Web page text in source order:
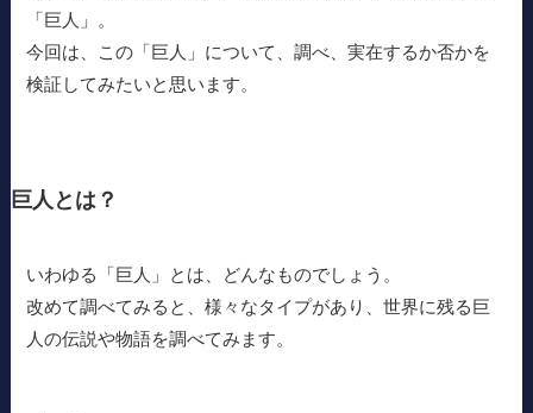
「巨人」。
今回は、この「巨人」について、調べ、実在するか否かを
検証してみたいと思います。
巨人とは？
いわゆる「巨人」とは、どんなものでしょう。
改めて調べてみると、様々なタイプがあり、世界に残る巨
人の伝説や物語を調べてみます。